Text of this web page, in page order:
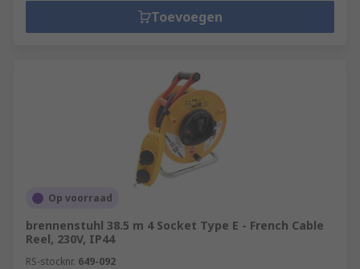
Toevoegen
Op voorraad
brennenstuhl 38.5 m 4 Socket Type E - French Cable
Reel, 230V, IP44
RS-stocknr. 649-092